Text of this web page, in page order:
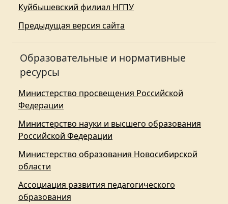
Куйбышевский филиал НГПУ
Предыдущая версия сайта
Образовательные и нормативные
ресурсы
Министерство просвещения Российской
Федерации
Министерство науки и высшего образования
Российской Федерации
Министерство образования Новосибирской
области
Ассоциация развития педагогического
образования